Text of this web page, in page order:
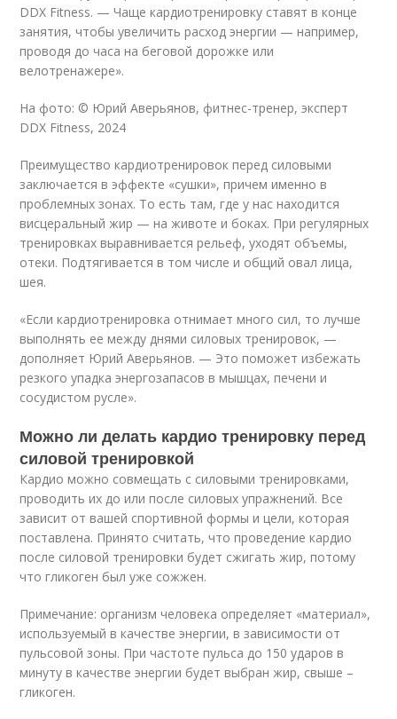
DDX Fitness. — Чаще кардиотренировку ставят в конце
занятия, чтобы увеличить расход энергии — например,
проводя до часа на беговой дорожке или
велотренажере».
На фото: © Юрий Аверьянов, фитнес-тренер, эксперт
DDX Fitness, 2024
Преимущество кардиотренировок перед силовыми
заключается в эффекте «сушки», причем именно в
проблемных зонах. То есть там, где у нас находится
висцеральный жир — на животе и боках. При регулярных
тренировках выравнивается рельеф, уходят объемы,
отеки. Подтягивается в том числе и общий овал лица,
шея.
«Если кардиотренировка отнимает много сил, то лучше
выполнять ее между днями силовых тренировок, —
дополняет Юрий Аверьянов. — Это поможет избежать
резкого упадка энергозапасов в мышцах, печени и
сосудистом русле».
Можно ли делать кардио тренировку перед
силовой тренировкой
Кардио можно совмещать с силовыми тренировками,
проводить их до или после силовых упражнений. Все
зависит от вашей спортивной формы и цели, которая
поставлена. Принято считать, что проведение кардио
после силовой тренировки будет сжигать жир, потому
что гликоген был уже сожжен.
Примечание: организм человека определяет «материал»,
используемый в качестве энергии, в зависимости от
пульсовой зоны. При частоте пульса до 150 ударов в
минуту в качестве энергии будет выбран жир, свыше –
гликоген.